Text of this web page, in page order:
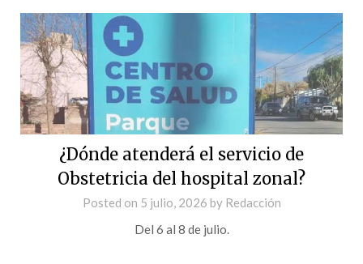
¿Dónde atenderá el servicio de
Obstetricia del hospital zonal?
Posted on 5 julio, 2026 by Redacción
Del 6 al 8 de julio.